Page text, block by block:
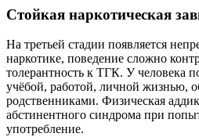
Стойкая наркотическая
На третьей стадии появляется
наркотике, поведение сложно
толерантность к ТГК. У человека
учёбой, работой, личной жизнью,
родственниками. Физическая
абстинентного синдрома при
употребление.